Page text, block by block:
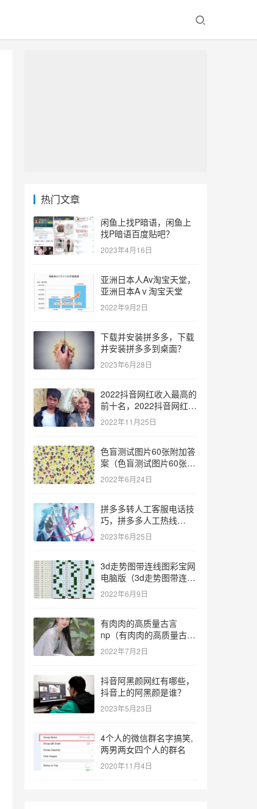
热门文章
闲鱼上找P暗语，闲鱼上
找P暗语百度贴吧？
2023年4月16日
亚洲日本人Av淘宝天堂，
亚洲日本Aⅴ淘宝天堂
2022年9月2日
下载并安装拼多多，下载
并安装拼多多到桌面？
2023年6月28日
2022抖音网红收入最高的
前十名，2022抖音网红收
入最高的前十名有哪些？
2022年11月25日
色盲测试图片60张附加答
案（色盲测试图片60张复
杂）
2022年6月24日
拼多多转人工客服电话技
巧，拼多多人工热线
9541344？
2023年6月25日
3d走势图带连线图彩宝网
电脑版（3d走势图带连线
图彩宝网手机版）
2022年6月9日
有肉肉的高质量古言
np（有肉肉的高质量古言
np推荐）
2022年7月2日
抖音阿黑颜网红有哪些，
抖音上的阿黑颜是谁？
2023年5月23日
4个人的微信群名字搞笑,
两男两女四个人的群名
2020年11月4日